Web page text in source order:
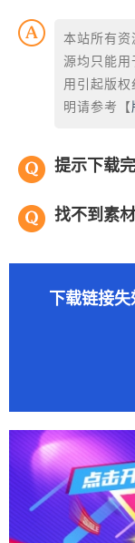
本站所有资
源均只能
用引起版
明请参考【
提示下载
找不到素
下载链接